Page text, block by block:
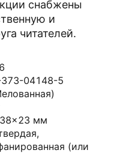
снабжены
и
читателей.
04148-5
мм
(или